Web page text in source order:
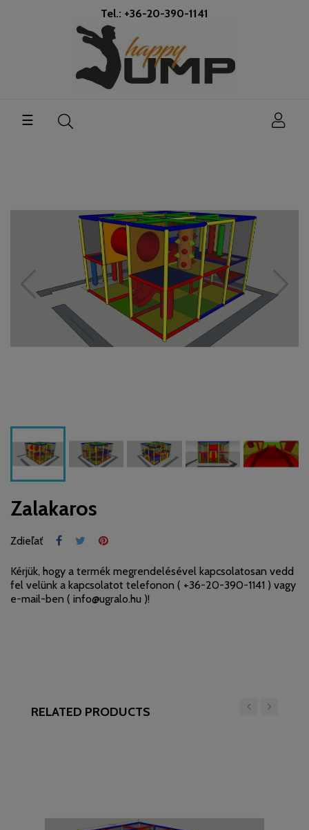
Tel.: +36-20-390-1141
Toggle
navigation
☰
Zalakaros
Zdieľať
Kérjük, hogy a termék megrendelésével kapcsolatosan vedd
fel velünk a kapcsolatot telefonon ( +36-20-390-1141 ) vagy
e-mail-ben ( info@ugralo.hu )!
RELATED PRODUCTS